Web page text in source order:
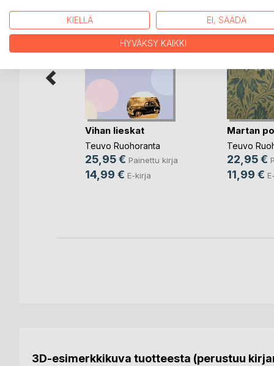
Vihan lieskat
Teuvo Ruohoranta
25,95 € Painettu kirja
14,99 € E-kirja
Martan
Teuvo
22,95 €
11,99 €
3D-esimerkkikuva tuotteesta (perustuu
KIELLÄ EI, SÄÄDÄ
HYVÄKSY KAIKKI